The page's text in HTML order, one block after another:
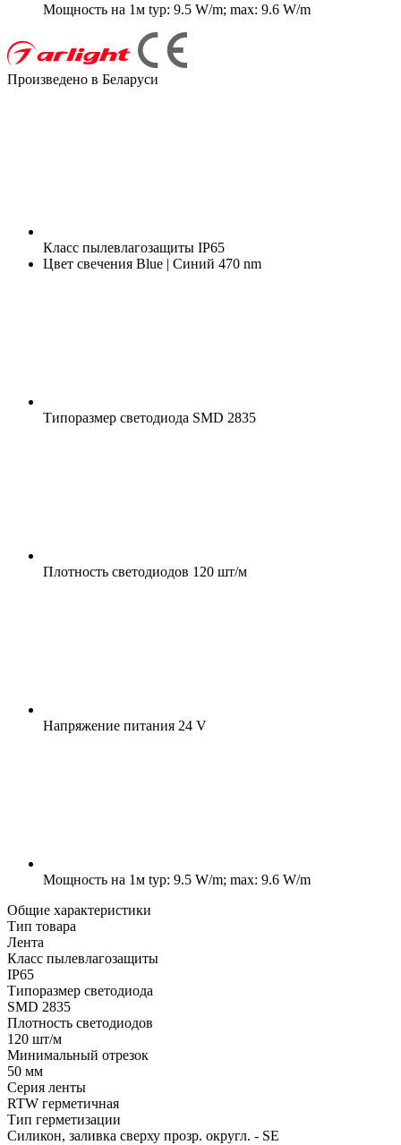
Мощность на 1м typ: 9.5 W/m; max: 9.6 W/m
Произведено в Беларуси
Класс пылевлагозащиты IP65
Цвет свечения Blue | Синий 470 nm
Типоразмер светодиода SMD 2835
Плотность светодиодов 120 шт/м
Напряжение питания 24 V
Мощность на 1м typ: 9.5 W/m; max: 9.6 W/m
Общие характеристики
Тип товара
Лента
Класс пылевлагозащиты
IP65
Типоразмер светодиода
SMD 2835
Плотность светодиодов
120 шт/м
Минимальный отрезок
50 мм
Серия ленты
RTW герметичная
Тип герметизации
Силикон, заливка сверху прозр. округл. - SE